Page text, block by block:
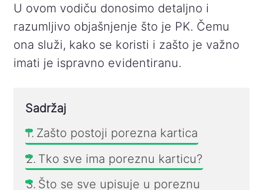
U ovom vodiču donosimo detaljno i
razumljivo objašnjenje što je PK. Čemu
ona služi, kako se koristi i zašto je važno
imati je ispravno evidentiranu.
Sadržaj
Zašto postoji porezna kartica
Tko sve ima poreznu karticu?
Što se sve upisuje u poreznu